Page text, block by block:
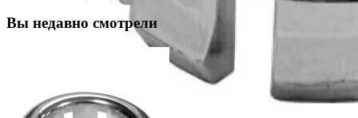
Вы недавно смотрели